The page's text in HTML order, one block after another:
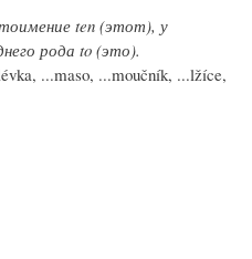
ten (этот), у
рода to (это).
...maso, ...moučník, ...lžíce,